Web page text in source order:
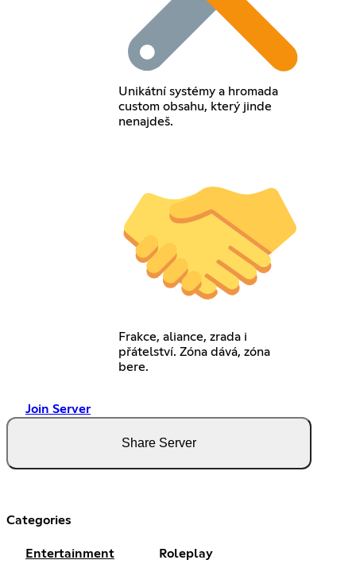
Unikátní systémy a hromada
custom obsahu, který jinde
nenajdeš.
Frakce, aliance, zrada i
přátelství. Zóna dává, zóna
bere.
Join Server
Share Server
Categories
Entertainment Roleplay